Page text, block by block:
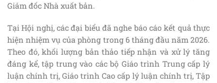
Giám đốc Nhà xuất bản.
Tại Hội nghị, các đại biểu đã nghe báo cáo kết quả thực
hiện nhiệm vụ của phòng trong 6 tháng đầu năm 2026.
Theo đó, khối lượng bản thảo tiếp nhận và xử lý tăng
đáng kể, tập trung vào các bộ Giáo trình Trung cấp lý
luận chính trị, Giáo trình Cao cấp lý luận chính trị, Tập